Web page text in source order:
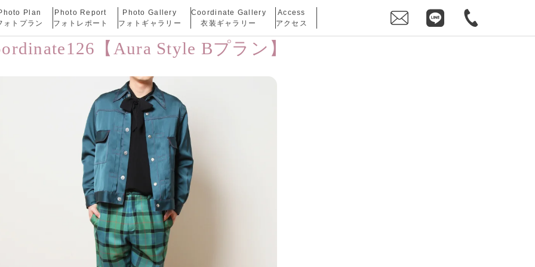
Plan
ォトプラン
Photo Report
フォトレポート
Photo Gallery
フォトギャラリー
Coordinate Gallery
衣装ギャラリー
Access
アクセス
【Aura Style Bプラン】